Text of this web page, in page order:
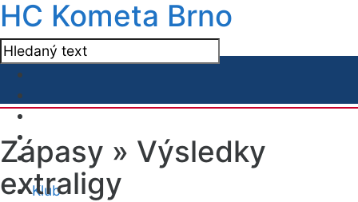
HC Kometa Brno
Klub
Zápasy » Výsledky
extraligy